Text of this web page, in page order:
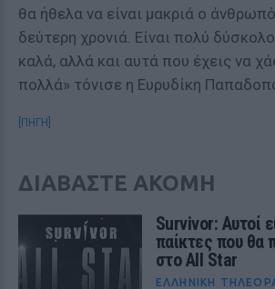
θα ήθελα να είναι μακριά ο
δεύτερη χρονιά. Είναι πολύ
καλά, αλλά και αυτά που έχεις να
πολλά» τόνισε η Ευρυδίκη
[ΠΗΓΗ]
ΔΙΑΒΑΣΤΕ ΑΚΟΜΗ
Survivor: Αυτοί
παίκτες που θα
στο All Star
ΕΛΛΗΝΙΚΉ